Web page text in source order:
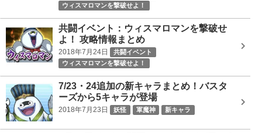
ウィスマロマンを撃破せよ！
共闘イベント：ウィスマロマンを撃破せ
よ！ 攻略情報まとめ
2018年7月24日
共闘イベント
ウィスマロマンを撃破せよ！
7/23・24追加の新キャラまとめ！バスタ
ーズから5キャラが登場
2018年7月23日 妖怪 軍魔神 新キャラ